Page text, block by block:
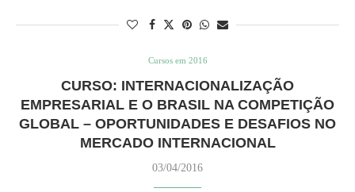
Cursos em 2016
CURSO: INTERNACIONALIZAÇÃO
EMPRESARIAL E O BRASIL NA COMPETIÇÃO
GLOBAL – OPORTUNIDADES E DESAFIOS NO
MERCADO INTERNACIONAL
03/04/2016